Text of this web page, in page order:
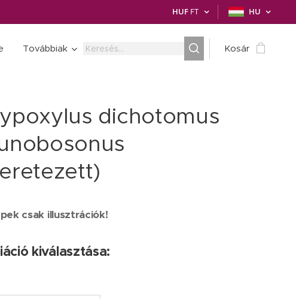
HUF FT HU
Továbbiak Kosár
dichotomus
csak illusztrációk!
kiválasztása: